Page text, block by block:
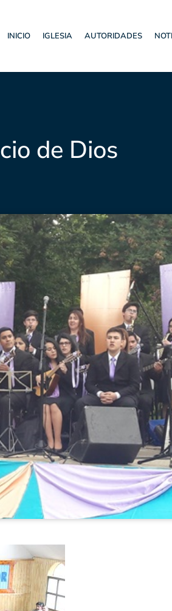
INICIO IGLESIA AUTORIDADES
de Dios